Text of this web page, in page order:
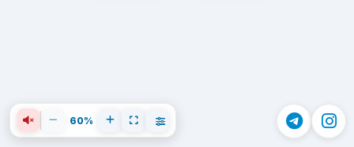
60%